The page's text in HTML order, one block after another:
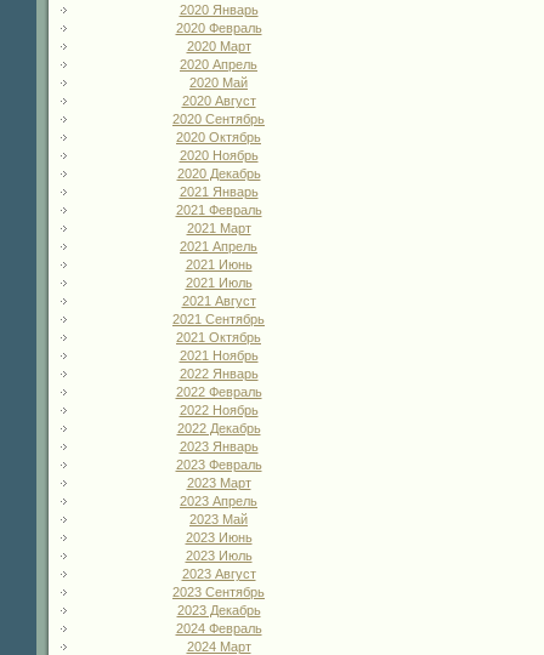
2020 Январь
2020 Февраль
2020 Март
2020 Апрель
2020 Май
2020 Август
2020 Сентябрь
2020 Октябрь
2020 Ноябрь
2020 Декабрь
2021 Январь
2021 Февраль
2021 Март
2021 Апрель
2021 Июнь
2021 Июль
2021 Август
2021 Сентябрь
2021 Октябрь
2021 Ноябрь
2022 Январь
2022 Февраль
2022 Ноябрь
2022 Декабрь
2023 Январь
2023 Февраль
2023 Март
2023 Апрель
2023 Май
2023 Июнь
2023 Июль
2023 Август
2023 Сентябрь
2023 Декабрь
2024 Февраль
2024 Март